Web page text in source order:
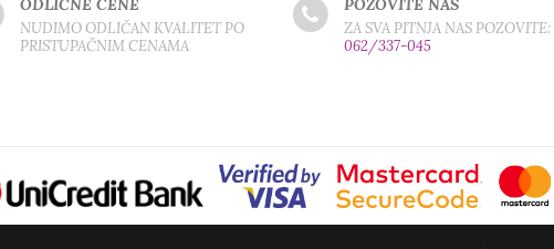
ODLIČNE CENE
NUDIMO ODLIČAN KVALITET PO
PRISTUPAČNIM CENAMA
POZOVITE NAS
ZA SVA PITNJA NAS POZOVITE:
062/337-045